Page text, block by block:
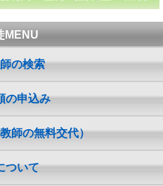
MENU
の検索
の申込み
師の無料交代）
ついて